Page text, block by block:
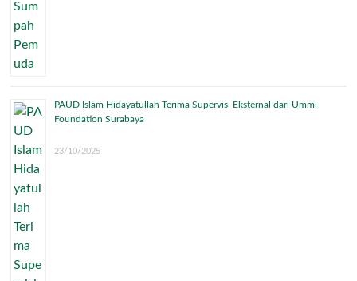
PAUD Islam Hidayatullah Terima Supervisi Eksternal dari Ummi
Foundation Surabaya
23/10/2025